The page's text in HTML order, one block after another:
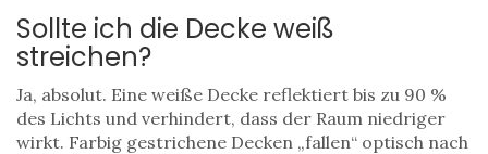
Sollte ich die Decke weiß
streichen?
Ja, absolut. Eine weiße Decke reflektiert bis zu 90 %
des Lichts und verhindert, dass der Raum niedriger
wirkt. Farbig gestrichene Decken „fallen“ optisch nach